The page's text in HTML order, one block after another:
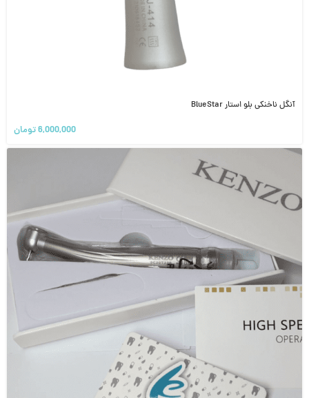
آنگل ناخنکی بلو استار BlueStar
6,000,000تومان